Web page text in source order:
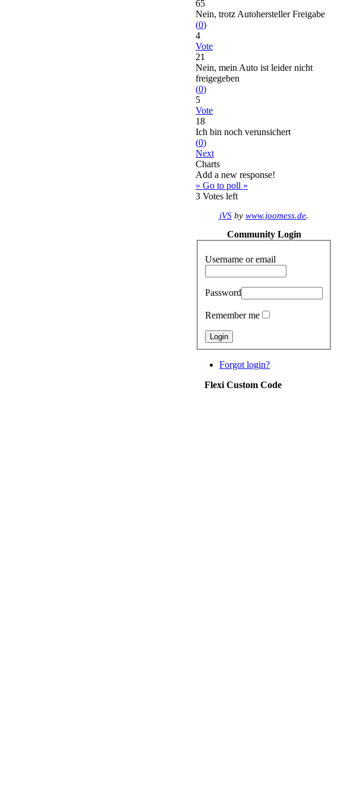
65
Nein, trotz Autohersteller Freigabe
(0)
4
Vote
21
Nein, mein Auto ist leider nicht
freigegeben
(0)
5
Vote
18
Ich bin noch verunsichert
(0)
Next
Charts
Add a new response!
» Go to poll »
3 Votes left
jVS by www.joomess.de.
Community Login
Username or email
Password
Remember me
Forgot login?
Flexi Custom Code